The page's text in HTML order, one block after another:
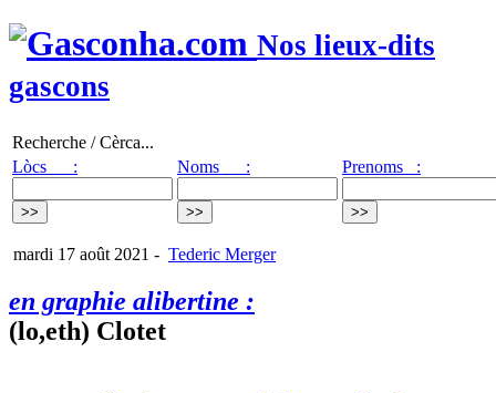
Nos lieux-dits
gascons
Recherche / Cèrca...
Lòcs :
Noms : Prenoms :
mardi 17 août 2021 - Tederic Merger
en graphie alibertine :
(lo,eth) Clotet